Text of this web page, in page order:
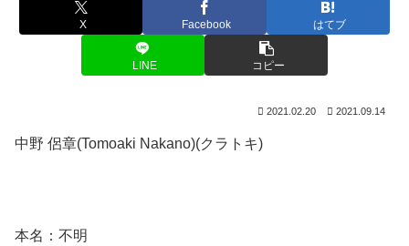
X Facebook はてブ
LINE コピー
2021.02.20 2021.09.14
中野 侶章(Tomoaki Nakano)(クラトキ)
本名：不明